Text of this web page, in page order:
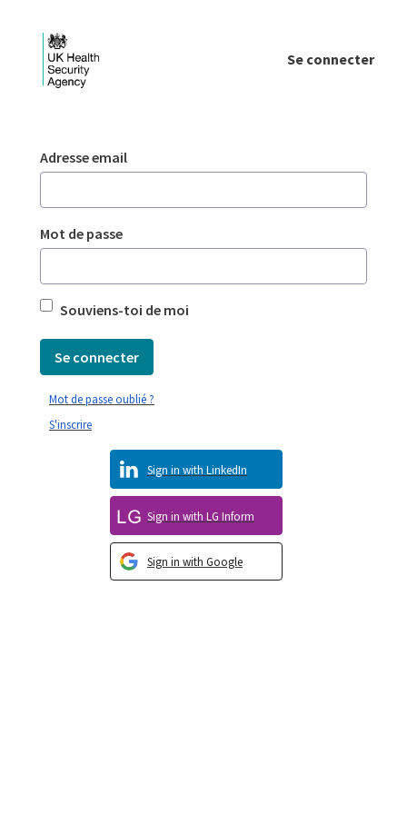
Se connecter
Authentification
Adresse email
Mot de passe
Souviens-toi de moi
Se connecter
Sign in with Google
Sign in with LG Inform
Sign in with LinkedIn
S'inscrire
Mot de passe oublié ?